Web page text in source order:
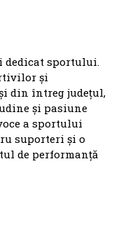
dedicat sportului.
și
din întreg județul,
și pasiune
a sportului
suporteri și o
de performanță